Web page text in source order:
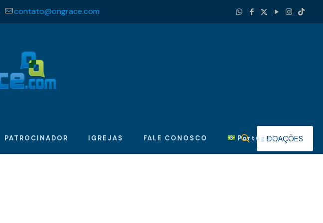
contato@ongrace.com
PATROCINADOR IGREJAS FALE CONOSCO PortuguêsDOAÇÕES